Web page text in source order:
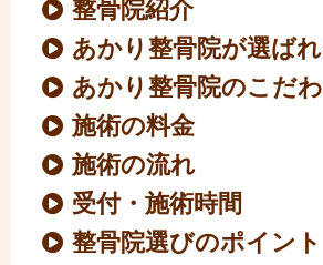
整骨院紹介
あかり整骨院が選ば
あかり整骨院のこだ
施術の料金
施術の流れ
受付・施術時間
整骨院選びのポイント